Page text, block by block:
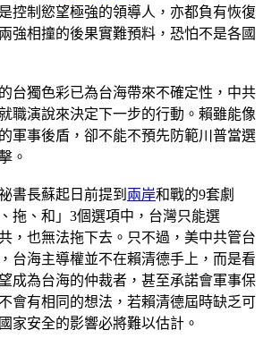
控制慾望極強的領導人，亦都負有恢復
強相撞的後果實難預料，恐怕不是各國
台獨色彩已為台海帶來不確定性，中共
職演說來決定下一步的行動。賴雖能像
軍事後盾，卻不能不預先防範川普當選
。
書長蘇起日前提到 兩岸和戰的9套劇
拖、和」3個選項中，台灣只能選
，也無法拖下去。只不過，美中共管台
台海主導權並不在賴清德手上，而是看
成為台海的仲裁者，甚至承諾會軍事保
會有相同的想法，若賴清德屆時缺乏可
家安全的影響必將難以估計。